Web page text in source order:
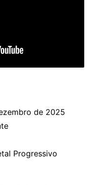
de 2025
Progressivo